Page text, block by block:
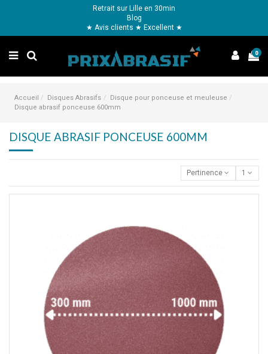
Retrait sur Lille en 30min
Blog
★ Avis clients ★ Excellent ★
0
Accueil Disques Abrasifs
Disque pour ponceuse et meuleuse
Disque abrasif ponceuse 600mm
DISQUE ABRASIF PONCEUSE 600MM
Pertinence 1